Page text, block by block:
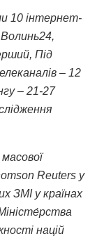
10 інтернет-
Під
– 12
– 21-27
Reuters у
ЗМІ у країнах
націй